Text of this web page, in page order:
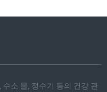
소 물, 정수기 등의 건강 관